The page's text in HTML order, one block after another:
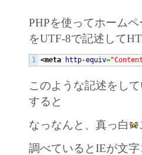
PHPを使ってホーム
をUTF-8で記述して
<meta http-equiv=
このような記述をし
すると
なっなんと、真っ白
調べているとIEが文